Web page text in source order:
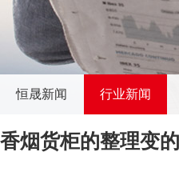
恒晟新闻 行业新闻
香烟货柜的整理变